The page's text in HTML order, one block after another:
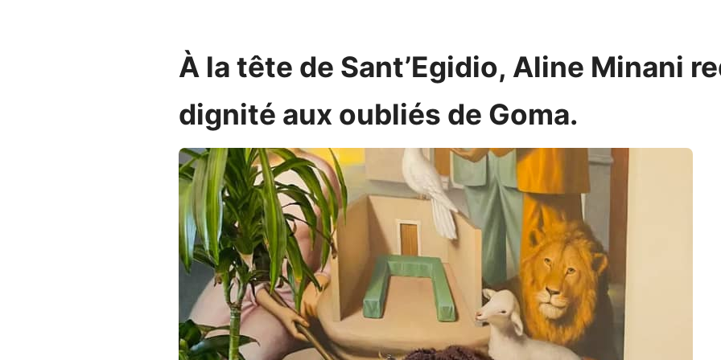
À la tête de Sant’Egidio, Aline Minani
dignité aux oubliés de Goma.